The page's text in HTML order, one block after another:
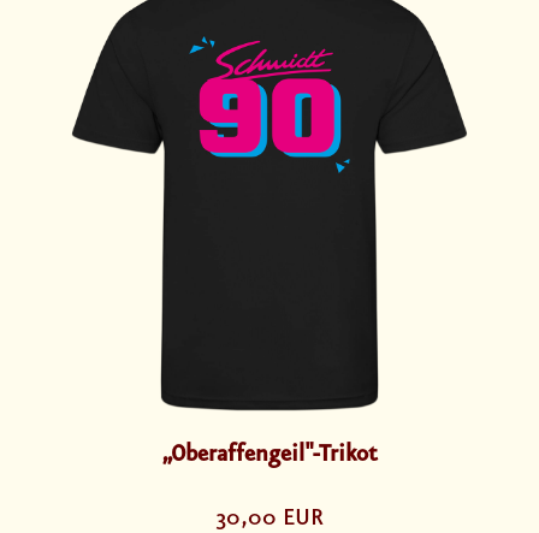
„Oberaffengeil"-Trikot
30,00 EUR